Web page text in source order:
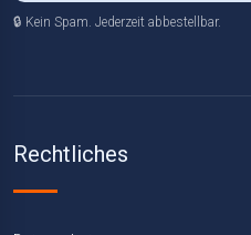
🔒 Kein Spam. Jederzeit abbestellbar.
Rechtliches